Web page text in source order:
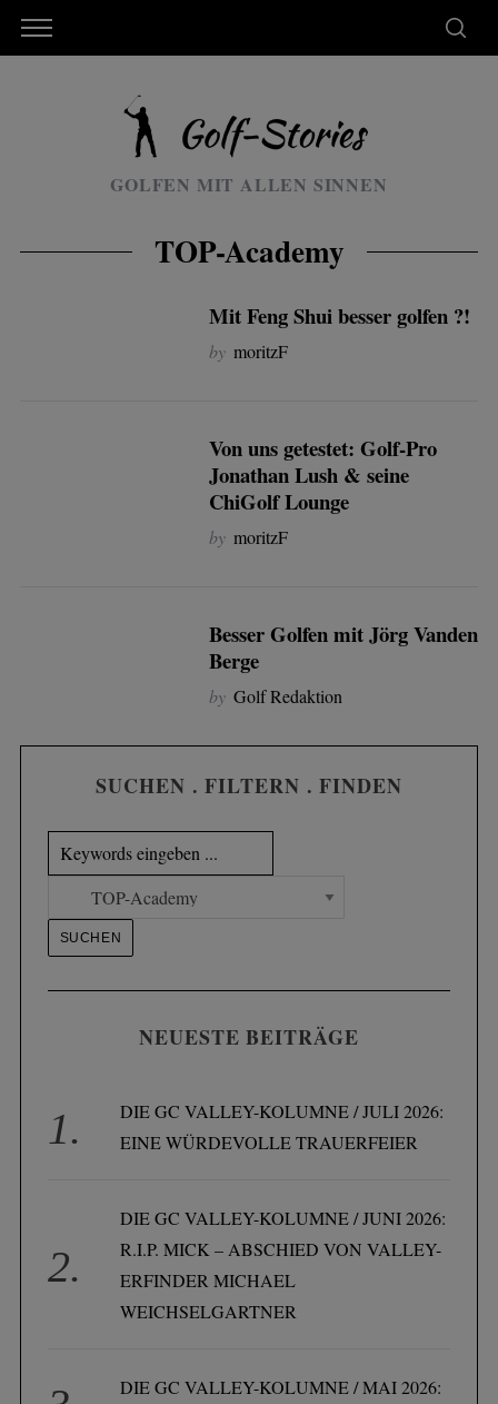
GOLFEN MIT ALLEN SINNEN
TOP-Academy
Mit Feng Shui besser golfen ?!
by moritzF
Von uns getestet: Golf-Pro
Jonathan Lush & seine
ChiGolf Lounge
by moritzF
Besser Golfen mit Jörg Vanden
Berge
by Golf Redaktion
SUCHEN . FILTERN . FINDEN
NEUESTE BEITRÄGE
DIE GC VALLEY-KOLUMNE / JULI 2026:
EINE WÜRDEVOLLE TRAUERFEIER
DIE GC VALLEY-KOLUMNE / JUNI 2026:
R.I.P. MICK – ABSCHIED VON VALLEY-
ERFINDER MICHAEL
WEICHSELGARTNER
DIE GC VALLEY-KOLUMNE / MAI 2026: